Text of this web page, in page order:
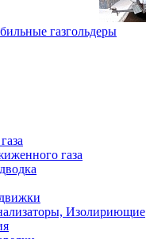
газгольдеры
газа
Изолириющие